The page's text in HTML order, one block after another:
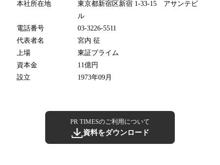
本社所在地
東京都新宿区新宿 1-33-15 アサンテビ
ル
電話番号
03-3226-5511
代表者名
宮内 征
上場
東証プライム
資本金
11億円
設立
1973年09月
PR TIMESのご利用について
資料をダウンロード